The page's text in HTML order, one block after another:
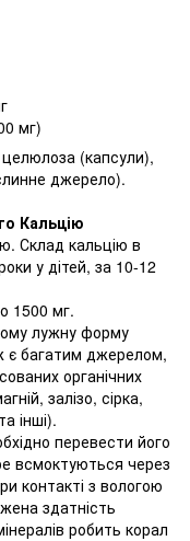
мг)
(капсули),
джерело).
Кальцію
Склад кальцію в
у дітей, за 10-12
1500 мг.
лужну форму
є багатим джерелом,
органічних
залізо, сірка,
інші).
перевести його
всмоктуються через
контакті з вологою
здатність
робить корал